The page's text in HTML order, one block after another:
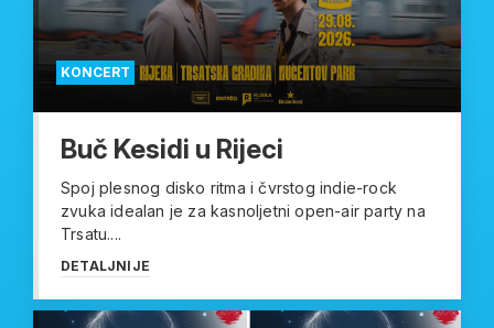
KONCERT
Buč Kesidi u Rijeci
Spoj plesnog disko ritma i čvrstog indie-rock
zvuka idealan je za kasnoljetni open-air party na
Trsatu....
DETALJNIJE